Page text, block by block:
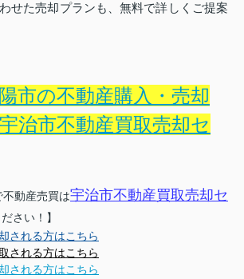
せた売却プランも、無料で詳しくご提案
市の不動産購入・売却
治市不動産買取売却セ
不動産売買は宇治市不動産買取売却セ
さい！】
される方はこちら
される方はこちら
される方はこちら